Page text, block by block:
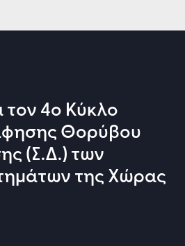
τον 4ο Κύκλο
Θορύβου
(Σ.Δ.) των
της Χώρας